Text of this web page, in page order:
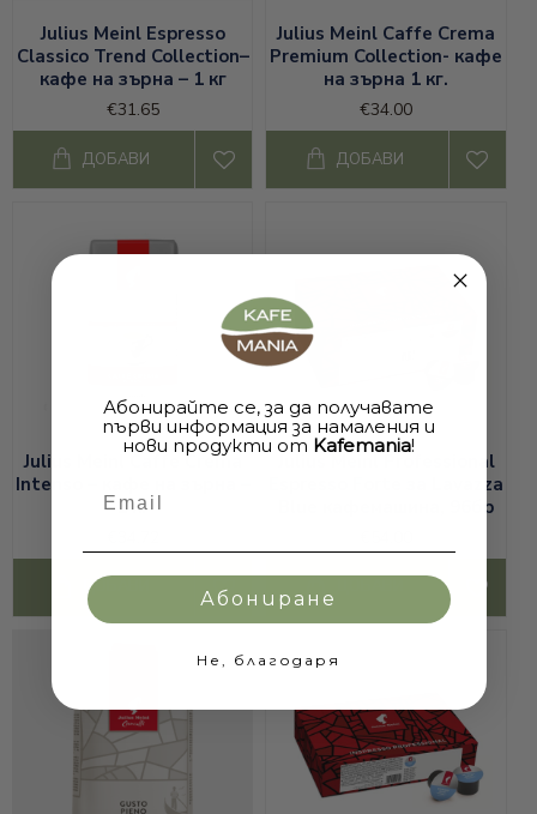
Julius Meinl Espresso
Classico Trend Collection–
кафе на зърна – 1 кг
€31.65
ДОБАВИ
Julius Meinl Caffe Crema
Premium Collection- кафе
на зърна 1 кг.
€34.00
ДОБАВИ
Julius Meinl Caffe Crema
Intenso – кафе на зърна –
1 кг
ДОБАВИ
Julius Meinl Professional
Espresso Forte за Lavazza
Blue кафемашина, 96бр
Абонирайте се, за да получавате
първи информация за намаления и
нови продукти от Kafemania!
Абониране
Не, благодаря